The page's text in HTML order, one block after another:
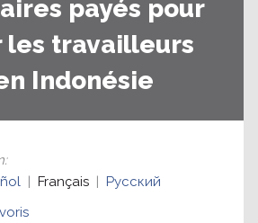
payés pour
les travailleurs
Indonésie
:
Français Русский